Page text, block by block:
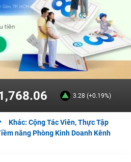
3.28 (+0.19%)
Khác: Cộng Tác Viên, Thực Tập
năng Phòng Kinh Doanh Kênh